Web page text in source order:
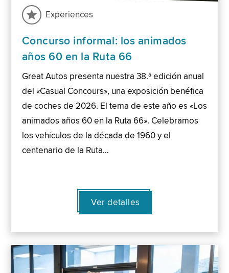
Experiences
Concurso informal: los animados
años 60 en la Ruta 66
Great Autos presenta nuestra 38.ª edición anual
del «Casual Concours», una exposición benéfica
de coches de 2026. El tema de este año es «Los
animados años 60 en la Ruta 66». Celebramos
los vehículos de la década de 1960 y el
centenario de la Ruta…
Ver detalles